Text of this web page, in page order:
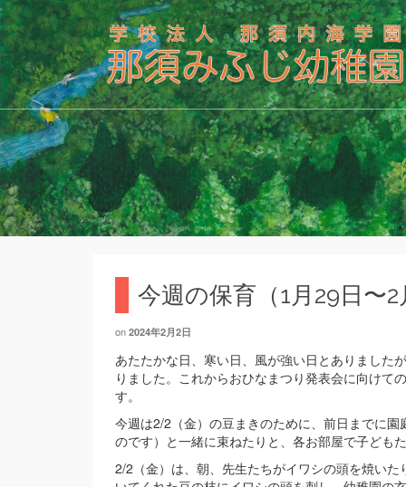
今週の保育（1月29日〜2
on 2024年2月2日
あたたかな日、寒い日、風が強い日とありました
りました。これからおひなまつり発表会に向けて
す。
今週は2/2（金）の豆まきのために、前日までに
のです）と一緒に束ねたりと、各お部屋で子ども
2/2（金）は、朝、先生たちがイワシの頭を焼い